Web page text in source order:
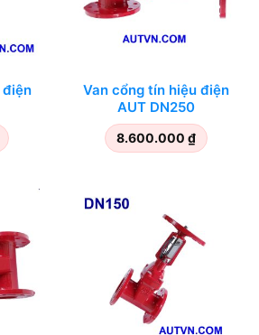
điện
Van cổng tín hiệu điện
AUT DN250
8.600.000 ₫